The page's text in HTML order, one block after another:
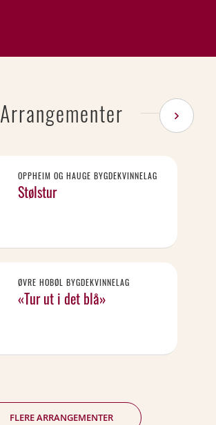
Arrangementer
OPPHEIM OG HAUGE BYGDEKVINNELAG
Stølstur
ØVRE HOBØL BYGDEKVINNELAG
«Tur ut i det blå»
FLERE ARRANGEMENTER